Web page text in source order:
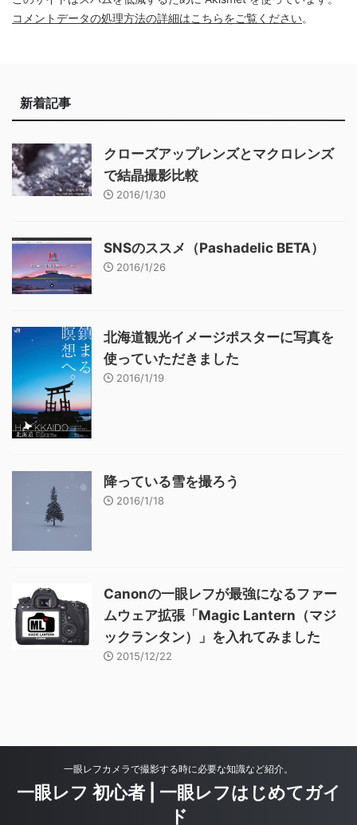
コメントデータの処理方法の詳細はこちらをご覧ください。
新着記事
クローズアップレンズとマクロレンズ
で結晶撮影比較
2016/1/30
SNSのススメ（Pashadelic BETA）
2016/1/26
北海道観光イメージポスターに写真を
使っていただきました
2016/1/19
降っている雪を撮ろう
2016/1/18
Canonの一眼レフが最強になるファー
ムウェア拡張「Magic Lantern（マジ
ックランタン）」を入れてみました
2015/12/22
一眼レフカメラで撮影する時に必要な知識など紹介。
一眼レフ 初心者 | 一眼レフはじめてガイ
ド